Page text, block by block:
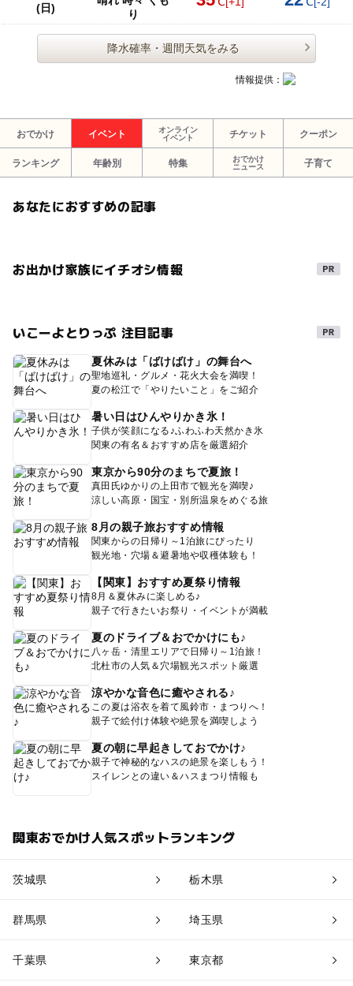
(日)
り
降水確率・週間天気をみる
情報提供：
おでかけ イベント
オンライン
イベント
チケット クーポン
ランキング 年齢別 特集
おでかけ
ニュース
子育て
あなたにおすすめの記事
お出かけ家族にイチオシ情報
いこーよとりっぷ 注目記事
夏休みは「ばけばけ」の舞台へ
聖地巡礼・グルメ・花火大会を満喫！
夏の松江で「やりたいこと」をご紹介
暑い日はひんやりかき氷！
子供が笑顔になる♪ふわふわ天然かき氷
関東の有名＆おすすめ店を厳選紹介
東京から90分のまちで夏旅！
真田氏ゆかりの上田市で観光を満喫♪
涼しい高原・国宝・別所温泉をめぐる旅
8月の親子旅おすすめ情報
関東からの日帰り～1泊旅にぴったり
観光地・穴場＆避暑地や収穫体験も！
【関東】おすすめ夏祭り情報
8月＆夏休みに楽しめる♪
親子で行きたいお祭り・イベントが満載
夏のドライブ＆おでかけにも♪
八ヶ岳・清里エリアで日帰り～1泊旅！
北杜市の人気＆穴場観光スポット厳選
涼やかな音色に癒やされる♪
この夏は浴衣を着て風鈴市・まつりへ！
親子で絵付け体験や絶景を満喫しよう
夏の朝に早起きしておでかけ♪
親子で神秘的なハスの絶景を楽しもう！
スイレンとの違い＆ハスまつり情報も
関東おでかけ人気スポットランキング
茨城県 栃木県
群馬県 埼玉県
千葉県 東京都